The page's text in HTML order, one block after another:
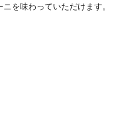
を味わっていただけます。